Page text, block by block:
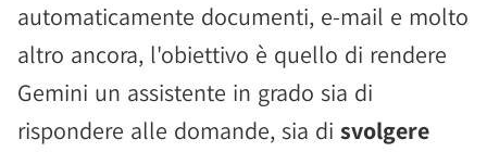
automaticamente documenti, e-mail e molto
altro ancora, l'obiettivo è quello di rendere
Gemini un assistente in grado sia di
rispondere alle domande, sia di svolgere